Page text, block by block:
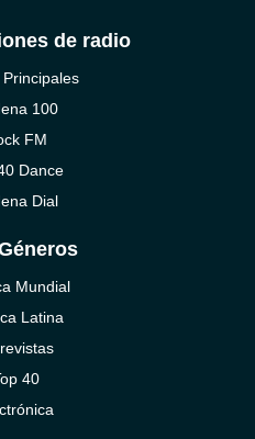
de radio
100
FM
Dance
Dial
Mundial
Latina
40